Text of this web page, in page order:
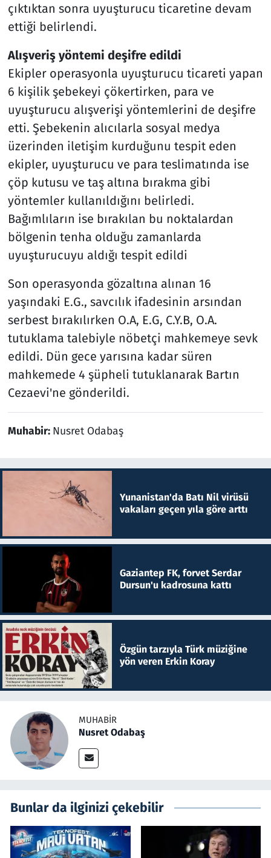
çıktıktan sonra uyuşturucu ticaretine devam
ettiği belirlendi.
Alışveriş yöntemi deşifre edildi
Ekipler operasyonla uyuşturucu ticareti yapan
6 kişilik şebekeyi çökertirken, para ve
uyuşturucu alışverişi yöntemlerini de deşifre
etti. Şebekenin alıcılarla sosyal medya
üzerinden iletişim kurduğunu tespit eden
ekipler, uyuşturucu ve para teslimatında ise
çöp kutusu ve taş altına bırakma gibi
yöntemler kullanıldığını belirledi.
Bağımlıların ise bırakılan bu noktalardan
bölgenin tenha olduğu zamanlarda
uyuşturucuyu aldığı tespit edildi
Son operasyonda gözaltına alınan 16
yaşındaki E.G., savcılık ifadesinin arsından
serbest bırakılırken O.A, E.G, C.Y.B, O.A.
tutuklama talebiyle nöbetçi mahkemeye sevk
edildi. Dün gece yarısına kadar süren
mahkemede 4 şüpheli tutuklanarak Bartın
Cezaevi'ne gönderildi.
Muhabir: Nusret Odabaş
Yunanistan'da Batı Nil virüsü
vakaları geçen yıla göre arttı
Gaziantep FK, forvet Serdar
Dursun'u kadrosuna kattı
Özgün tarzıyla Türk müziğine
yön veren Erkin Koray
MUHABIR
Nusret Odabaş
Bunlar da ilginizi çekebilir